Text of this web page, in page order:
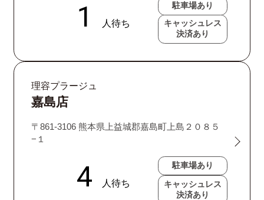
駐車場あり
キャッシュレス
決済あり
理容プラージュ
嘉島店
〒861-3106 熊本県上益城郡嘉島町上島２０８５
−１
駐車場あり
キャッシュレス
決済あり